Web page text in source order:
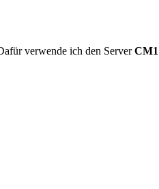
verwende ich den ServerCM1